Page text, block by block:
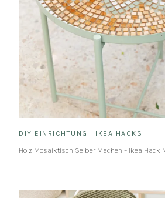
DIY EINRICHTUNG | IKEA HACKS
Holz Mosaiktisch Selber Machen – Ikea Hack